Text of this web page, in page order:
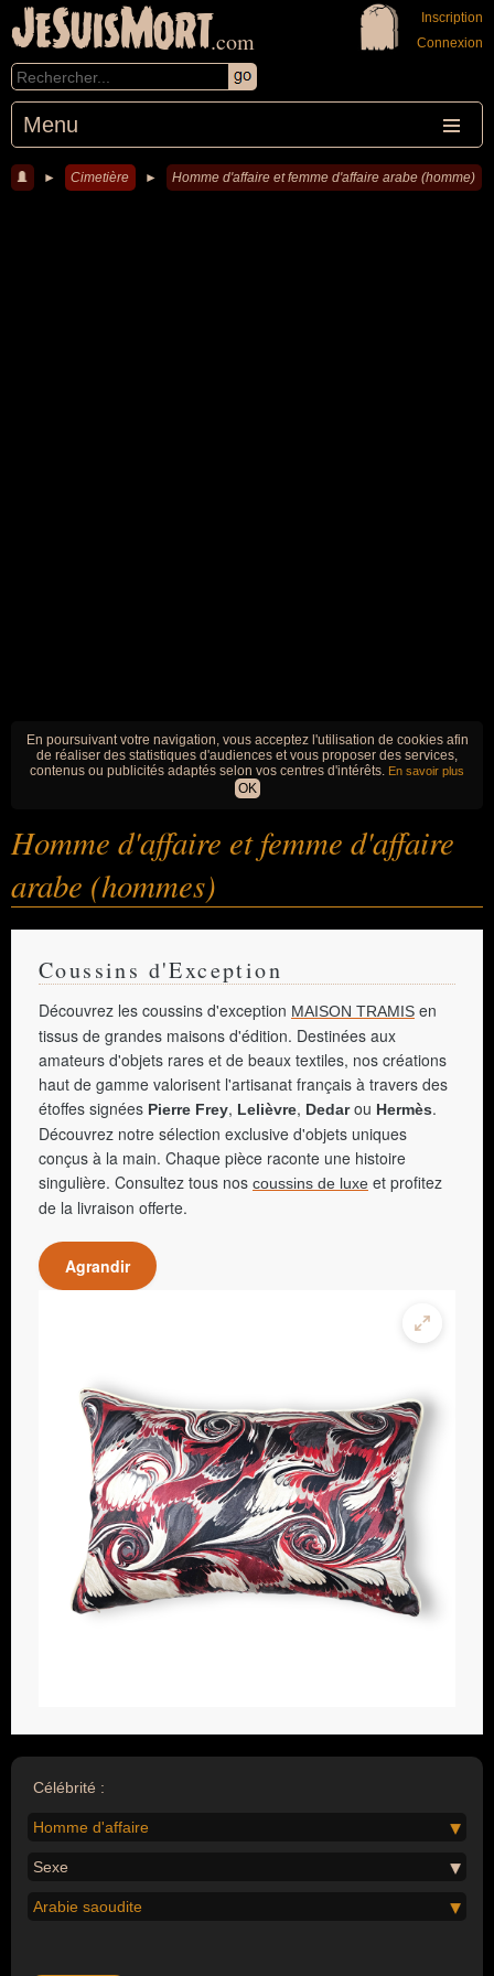
JeSuisMort.com
Menu
Inscription
Connexion
► Cimetière ► Homme d'affaire et femme d'affaire arabe (homme)
En poursuivant votre navigation, vous acceptez l'utilisation de cookies afin
de réaliser des statistiques d'audiences et vous proposer des services,
contenus ou publicités adaptés selon vos centres d'intérêts. En savoir plus
OK
Homme d'affaire et femme d'affaire
arabe (hommes)
Coussins d'Exception
Découvrez les coussins d'exception MAISON TRAMIS en
tissus de grandes maisons d'édition. Destinées aux
amateurs d'objets rares et de beaux textiles, nos créations
haut de gamme valorisent l'artisanat français à travers des
étoffes signées Pierre Frey, Lelièvre, Dedarou Hermès.
Découvrez notre sélection exclusive d'objets uniques
conçus à la main. Chaque pièce raconte une histoire
singulière. Consultez tous nos coussins de luxe et profitez
de la livraison offerte.
Agrandir
Célébrité :
Homme d'affaire
Sexe
Arabie saoudite